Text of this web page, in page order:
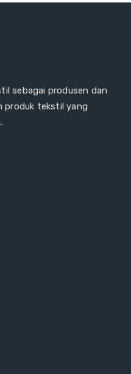
sebagai produsen dan
produk tekstil yang